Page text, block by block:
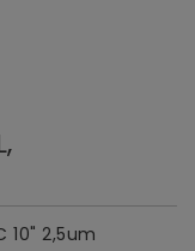
10" 2,5um